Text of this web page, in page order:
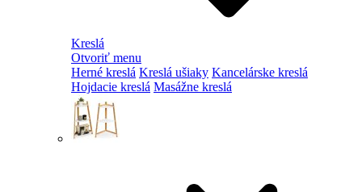
Kreslá
Otvoriť menu
Herné kreslá Kreslá ušiaky Kancelárske kreslá
Hojdacie kreslá Masážne kreslá